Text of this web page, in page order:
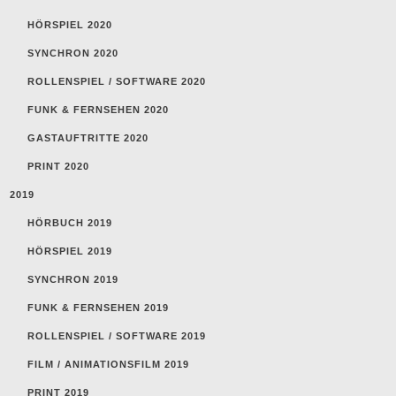
HÖRSPIEL 2020
SYNCHRON 2020
ROLLENSPIEL / SOFTWARE 2020
FUNK & FERNSEHEN 2020
GASTAUFTRITTE 2020
PRINT 2020
2019
HÖRBUCH 2019
HÖRSPIEL 2019
SYNCHRON 2019
FUNK & FERNSEHEN 2019
ROLLENSPIEL / SOFTWARE 2019
FILM / ANIMATIONSFILM 2019
PRINT 2019